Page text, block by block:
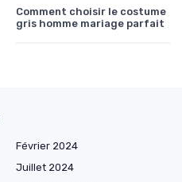
Comment choisir le costume
gris homme mariage parfait
Février 2024
Juillet 2024